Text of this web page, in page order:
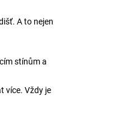
A to nejen
stínům a
více. Vždy je